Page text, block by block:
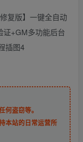
何盗窃等。
本站的日常运营所